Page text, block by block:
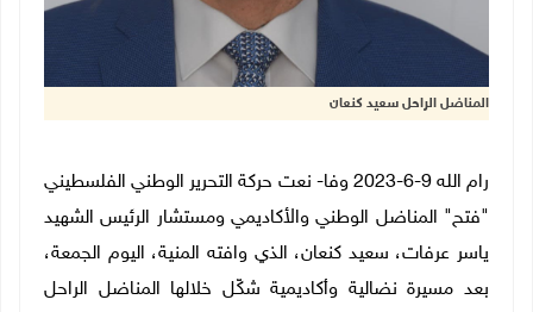
المناضل الراحل سعيد كنعان
رام الله 9-6-2023 وفا- نعت حركة التحرير الوطني الفلسطيني
"فتح" المناضل الوطني والأكاديمي ومستشار الرئيس الشهيد
ياسر عرفات، سعيد كنعان، الذي وافته المنية، اليوم الجمعة،
بعد مسيرة نضالية وأكاديمية شكّل خلالها المناضل الراحل